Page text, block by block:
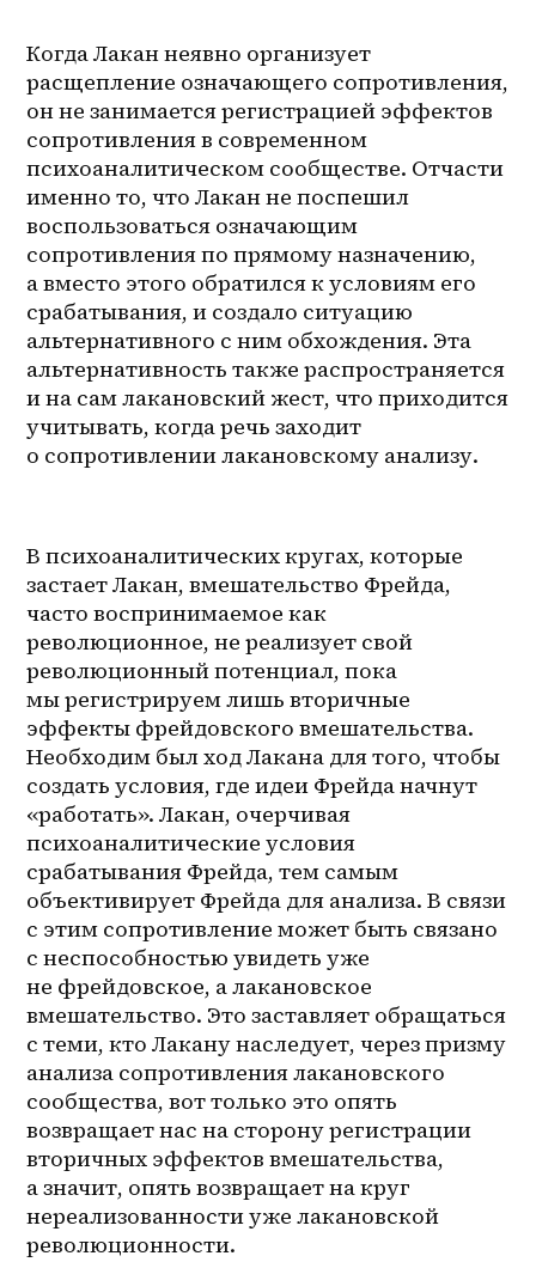
Когда Лакан неявно организует
расщепление означающего сопротивления,
он не занимается регистрацией эффектов
сопротивления в современном
психоаналитическом сообществе. Отчасти
именно то, что Лакан не поспешил
воспользоваться означающим
сопротивления по прямому назначению,
а вместо этого обратился к условиям его
срабатывания, и создало ситуацию
альтернативного с ним обхождения. Эта
альтернативность также распространяется
и на сам лакановский жест, что приходится
учитывать, когда речь заходит
о сопротивлении лакановскому анализу.
В психоаналитических кругах, которые
застает Лакан, вмешательство Фрейда,
часто воспринимаемое как
революционное, не реализует свой
революционный потенциал, пока
мы регистрируем лишь вторичные
эффекты фрейдовского вмешательства.
Необходим был ход Лакана для того, чтобы
создать условия, где идеи Фрейда начнут
«работать». Лакан, очерчивая
психоаналитические условия
срабатывания Фрейда, тем самым
объективирует Фрейда для анализа. В связи
с этим сопротивление может быть связано
с неспособностью увидеть уже
не фрейдовское, а лакановское
вмешательство. Это заставляет обращаться
с теми, кто Лакану наследует, через призму
анализа сопротивления лакановского
сообщества, вот только это опять
возвращает нас на сторону регистрации
вторичных эффектов вмешательства,
а значит, опять возвращает на круг
нереализованности уже лакановской
революционности.